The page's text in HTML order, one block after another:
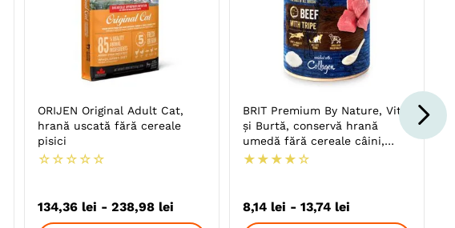
ORIJEN Original Adult Cat,
hrană uscată fără cereale
pisici
☆ ☆ ☆ ☆ ☆
134,36 lei - 238,98 lei
BRIT Premium By Nature, Vită
și Burtă, conservă hrană
umedă fără cereale câini,
(pate)
★ ★ ★ ★ ☆
8,14 lei - 13,74 lei